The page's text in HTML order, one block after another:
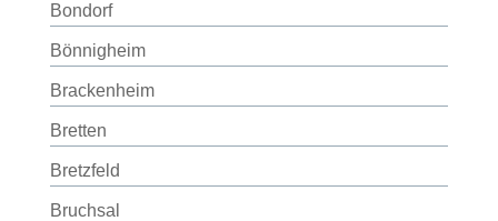
Bondorf
Bönnigheim
Brackenheim
Bretten
Bretzfeld
Bruchsal